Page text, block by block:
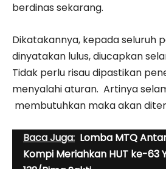
berdinas sekarang.
Dikatakannya, kepada seluruh
dinyatakan lulus, diucapkan
Tidak perlu risau dipastikan
menyalahi aturan. Artinya
membutuhkan maka akan
Baca Juga: Lomba MTQ
Kompi Meriahkan HUT ke-63